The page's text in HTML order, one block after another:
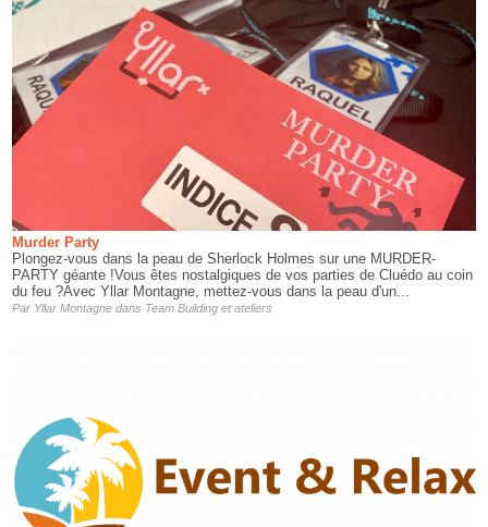
Murder Party
Plongez-vous dans la peau de Sherlock Holmes sur une MURDER-
PARTY géante !Vous êtes nostalgiques de vos parties de Cluédo au coin
du feu ?Avec Yllar Montagne, mettez-vous dans la peau d'un...
Par Yllar Montagnedans Team Building et ateliers